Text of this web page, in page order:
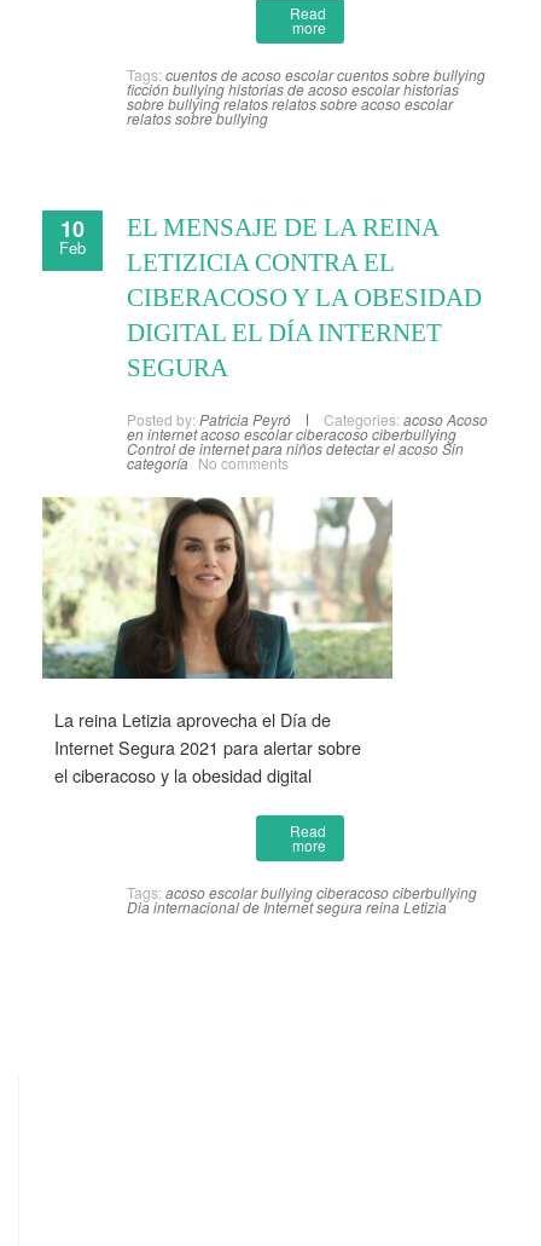
Read
more
Tags: cuentos de acoso escolarcuentos sobre bullying
ficción bullyinghistorias de acoso escolarhistorias
sobre bullyingrelatosrelatos sobre acoso escolar
relatos sobre bullying
10
Feb
EL MENSAJE DE LA REINA
LETIZICIA CONTRA EL
CIBERACOSO Y LA OBESIDAD
DIGITAL EL DÍA INTERNET
SEGURA
Posted by: Patricia Peyró Categories: acosoAcoso
en internetacoso escolarciberacosociberbullying
Control de internet para niñosdetectar el acosoSin
categoría No comments
La reina Letizia aprovecha el Día de
Internet Segura 2021 para alertar sobre
el ciberacoso y la obesidad digital
Read
more
Tags: acoso escolarbullyingciberacosociberbullying
Dia internacional de Internet segura reina Letizia